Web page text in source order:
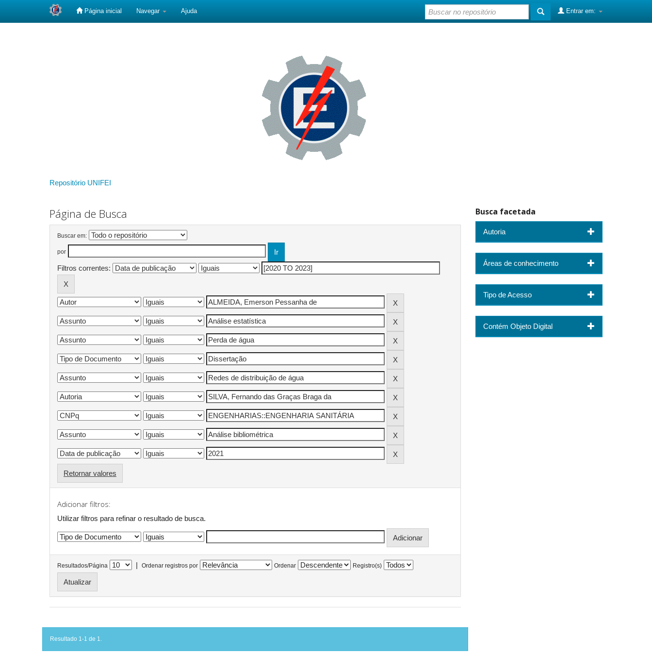
Página inicial Navegar Ajuda Entrar em:
Repositório UNIFEI
Página de Busca
Buscar em:
por
Filtros correntes:
Retornar valores
Adicionar filtros:
Utilizar filtros para refinar o resultado de busca.
Resultados/Página | Ordenar registros por Ordenar Registro(s)
Resultado 1-1 de 1.
Busca facetada
Autoria
Áreas de conhecimento
Tipo de Acesso
Contém Objeto Digital